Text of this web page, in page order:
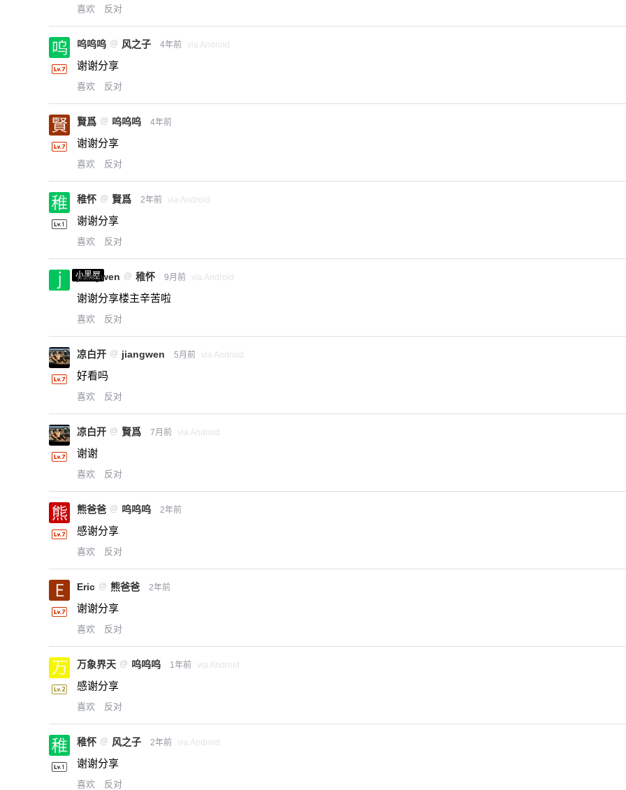
-熊本熊- @ 御品熊风
喜欢 反对
呜呜呜 @ 风之子 4年前 via Android
谢谢分享
喜欢 反对
賢爲 @ 呜呜呜 4年前
谢谢分享
喜欢 反对
稚怀 @ 賢爲 2年前 via Android
谢谢分享
喜欢 反对
小黑屋
jiangwen @ 稚怀 9月前 via Android
谢谢分享楼主辛苦啦
喜欢 反对
凉白开 @ jiangwen 5月前 via Android
好看吗
喜欢 反对
凉白开 @ 賢爲 7月前 via Android
谢谢
喜欢 反对
熊爸爸 @ 呜呜呜 2年前
感谢分享
喜欢 反对
Eric @ 熊爸爸 2年前
谢谢分享
喜欢 反对
万象界天 @ 呜呜呜 1年前 via Android
感谢分享
喜欢 反对
稚怀 @ 风之子 2年前 via Android
谢谢分享
喜欢 反对